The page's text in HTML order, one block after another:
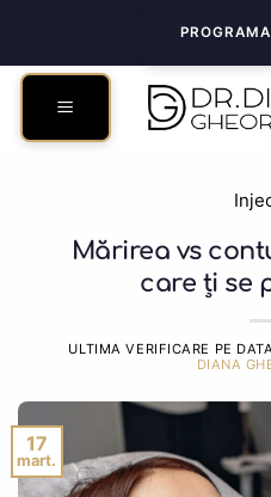
content
Mărirea vs
care ți se
ULTIMA VERIFICARE PE
DIANA
17
mart.